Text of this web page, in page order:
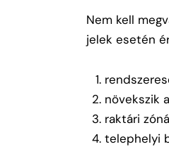
Nem kell
jelek esetén
növekszik
raktári
telephelyi